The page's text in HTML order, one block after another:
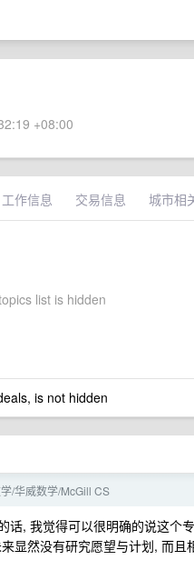
+08:00
工作信息 交易信息 城市相
list is hidden
is not hidden
/华威数学/McGill CS
, 我觉得可以很明确的说这个
显然没有研究愿望与计划, 而且